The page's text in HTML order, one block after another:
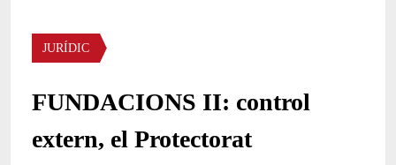
Àmbit
JURÍDIC
FUNDACIONS II: control
extern, el Protectorat